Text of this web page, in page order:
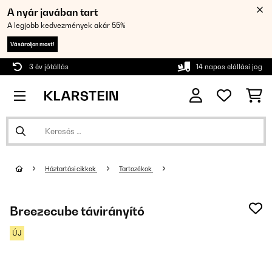
A nyár javában tart
A legjobb kedvezmények akár 55%
Vásároljon most!
3 év jótállás 14 napos elállási jog
Háztartási cikkek Tartozékok
Breezecube távirányító
ÚJ